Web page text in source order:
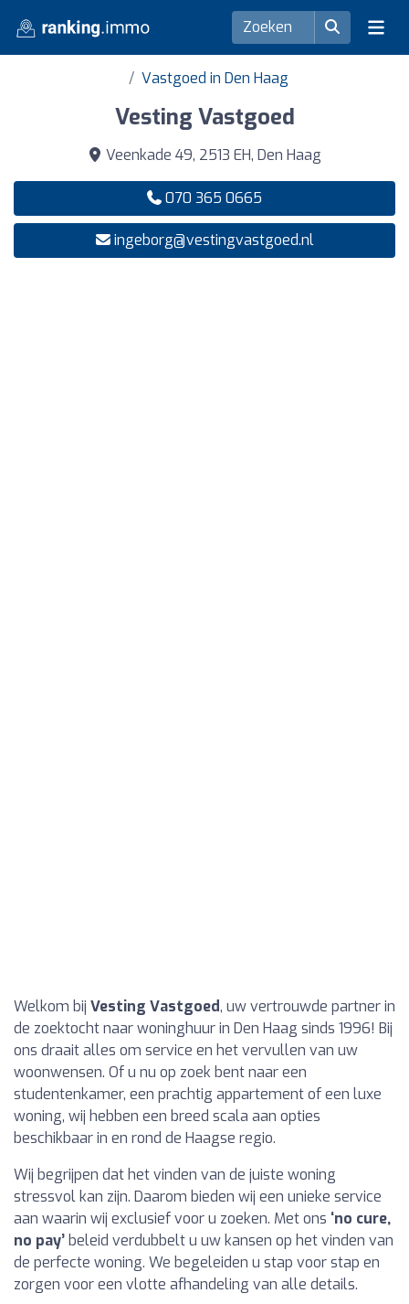
Vastgoed in Den Haag
Vesting Vastgoed
Veenkade 49, 2513 EH, Den Haag
070 365 0665
ingeborg@vestingvastgoed.nl
Welkom bij Vesting Vastgoed, uw vertrouwde partner in
de zoektocht naar woninghuur in Den Haag sinds 1996! Bij
ons draait alles om service en het vervullen van uw
woonwensen. Of u nu op zoek bent naar een
studentenkamer, een prachtig appartement of een luxe
woning, wij hebben een breed scala aan opties
beschikbaar in en rond de Haagse regio.
Wij begrijpen dat het vinden van de juiste woning
stressvol kan zijn. Daarom bieden wij een unieke service
aan waarin wij exclusief voor u zoeken. Met ons ‘no cure,
no pay’ beleid verdubbelt u uw kansen op het vinden van
de perfecte woning. We begeleiden u stap voor stap en
zorgen voor een vlotte afhandeling van alle details.